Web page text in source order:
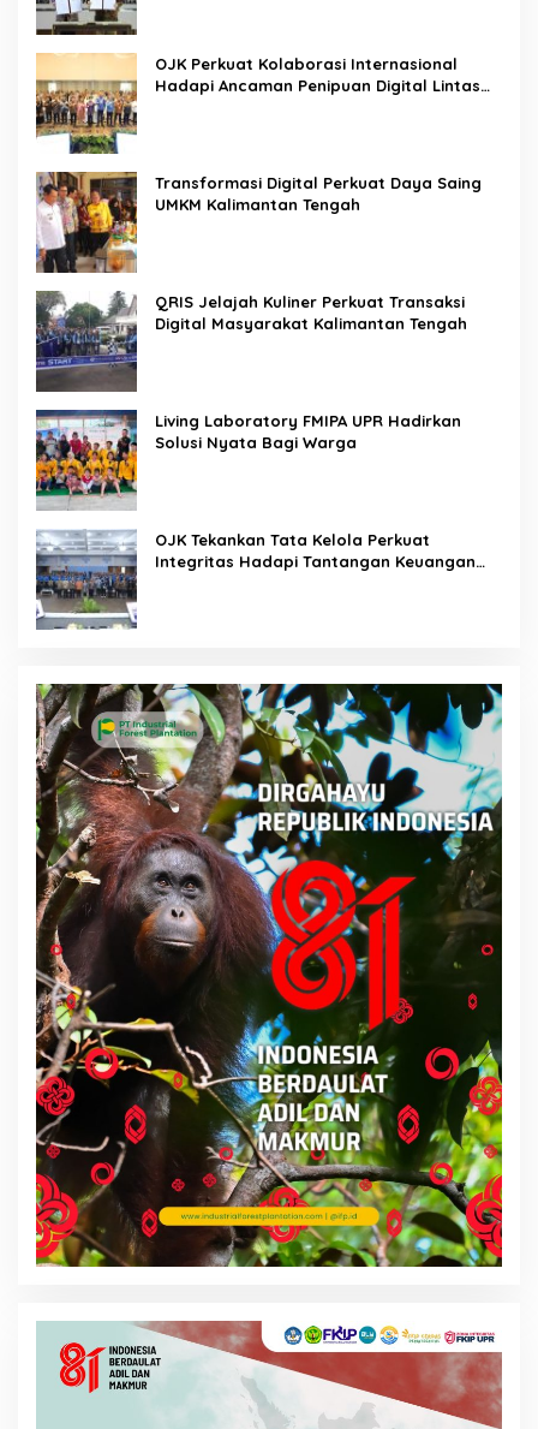
OJK Perkuat Kolaborasi Internasional
Hadapi Ancaman Penipuan Digital Lintas
Transformasi Digital Perkuat Daya Saing
UMKM Kalimantan Tengah
QRIS Jelajah Kuliner Perkuat Transaksi
Digital Masyarakat Kalimantan Tengah
Living Laboratory FMIPA UPR Hadirkan
Solusi Nyata Bagi Warga
OJK Tekankan Tata Kelola Perkuat
Integritas Hadapi Tantangan Keuangan